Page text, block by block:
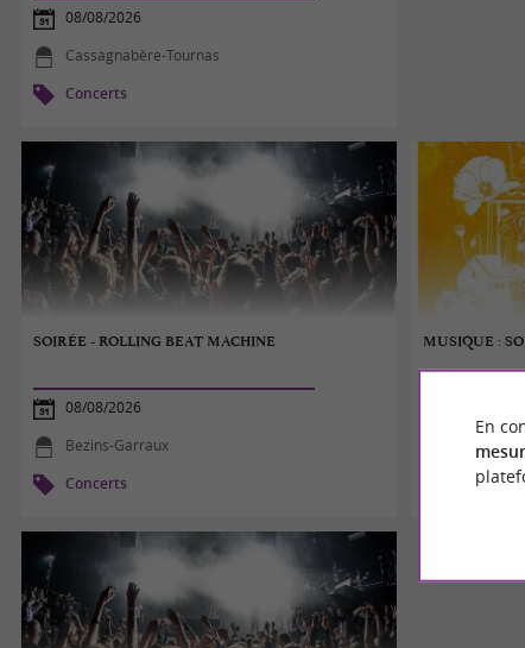
08/08/2026
Cassagnabère-Tournas
Concerts
SOIRÉE - ROLLING BEAT MACHINE
08/08/2026
Bezins-Garraux
Concerts
MUSIQUE :
Couladère
Concerts
En